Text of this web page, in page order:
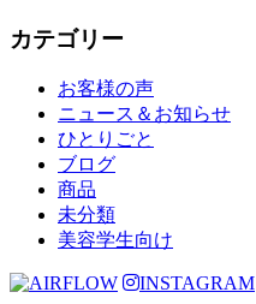
カテゴリー
お客様の声
ニュース＆お知らせ
ひとりごと
ブログ
商品
未分類
美容学生向け
INSTAGRAM